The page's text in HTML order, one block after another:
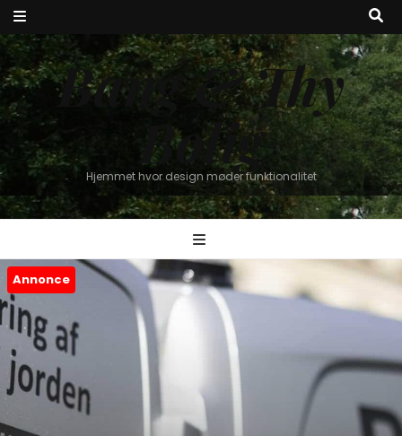
Bang & Thy
Bolig
Hjemmet hvor design møder funktionalitet
Annonce